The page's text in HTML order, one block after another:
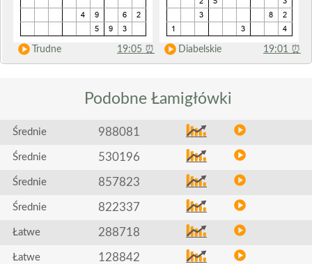
Trudne 19:05 ⏰ Diabelskie 19:01 ⏰
Podobne Łamigłówki
Średnie 988081
Średnie 530196
Średnie 857823
Średnie 822337
Łatwe 288718
Łatwe 128842